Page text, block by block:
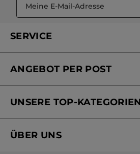
SERVICE
Mein Konto
Online Preisliste
ANGEBOT PER POST
Versandhandel Preisliste
UNSERE TOP-KATEGORIEN
Black Friday Yves Rocher
ÜBER UNS